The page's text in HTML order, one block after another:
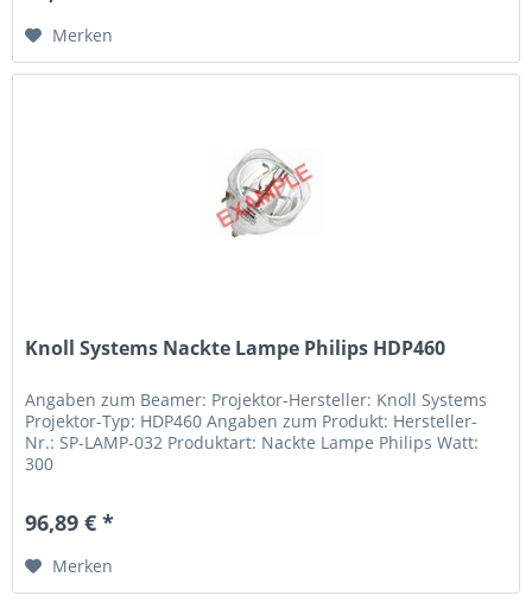
Merken
Knoll Systems Nackte Lampe Philips HDP460
Angaben zum Beamer: Projektor-Hersteller: Knoll Systems
Projektor-Typ: HDP460 Angaben zum Produkt: Hersteller-
Nr.: SP-LAMP-032 Produktart: Nackte Lampe Philips Watt:
300
96,89 € *
Merken